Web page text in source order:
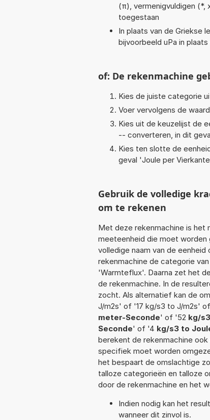
(π), vermenigvuldigen (*,
toegestaan
In plaats van de Griekse
bijvoorbeeld uPa in plaats
of: De rekenmachine
Kies de juiste categorie
Voer vervolgens de
Kies uit de keuzelijst de
-- converteren, in dit
Kies ten slotte de
geval 'Joule per
Gebruik de volledige
om te rekenen
Met deze rekenmachine is het
meeteenheid die moet
volledige naam van de
rekenmachine de categorie
'Warmteflux'. Daarna zet het
de rekenmachine. In de
zocht. Als alternatief kan de
J/m2s' of '17 kg/s3 to J/m2s'
meter-Seconde' of '52 kg/
Seconde' of '4 kg/s3 to
berekent de rekenmachine
specifiek moet worden
het bespaart de omslachtige
talloze categorieën en talloze
door de rekenmachine en het
Indien nodig kan het
wanneer dit zinvol is.